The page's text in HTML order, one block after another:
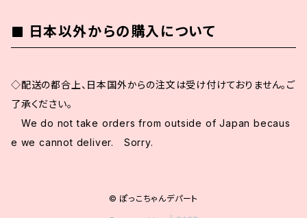
日本以外からの購入について
◇配送の都合上、日本国外からの注文は受け付けておりません。ご
了承ください。
We do not take orders from outside of Japan becaus
e we cannot deliver. Sorry.
© ぽっこちゃんデパート